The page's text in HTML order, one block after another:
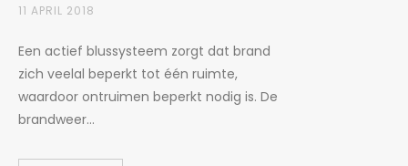
11 APRIL 2018
Een actief blussysteem zorgt dat brand
zich veelal beperkt tot één ruimte,
waardoor ontruimen beperkt nodig is. De
brandweer...